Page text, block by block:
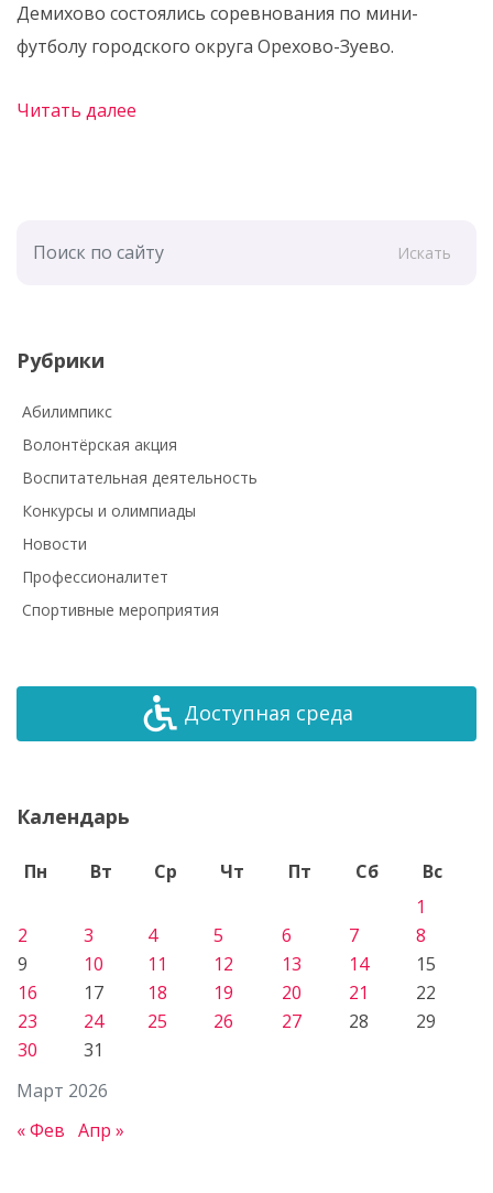
Демихово состоялись соревнования по мини-
футболу городского округа Орехово-Зуево.
Читать далее
Искать
Рубрики
Абилимпикс
Волонтёрская акция
Воспитательная деятельность
Конкурсы и олимпиады
Новости
Профессионалитет
Спортивные мероприятия
Доступная среда
Календарь
Март 2026
Пн Вт Ср Чт Пт Сб
Вс
1
2
3 4 5 6 7
8
9
10 11 12 13 14
15
16
17 18 19 20 21
22
23
24 25 26 27 28
29
30
31
« Фев Апр »